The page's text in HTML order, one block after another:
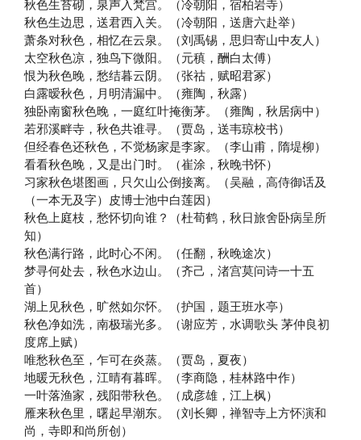
秋色生苔砌，泉声入梵宫。（冷朝阳，宿柏岩寺）
秋色生边思，送君西入关。（冷朝阳，送唐六赴举）
萧条对秋色，相忆在云泉。（刘禹锡，思归寄山中友人）
太空秋色凉，独鸟下微阳。（元稹，酬白太傅）
恨为秋色晚，愁结暮云阴。（张祜，赋昭君冢）
白露暧秋色，月明清漏中。（雍陶，秋露）
独卧南窗秋色晚，一庭红叶掩衡茅。（雍陶，秋居病中）
若邪溪畔寺，秋色共谁寻。（贾岛，送韦琼校书）
但经春色还秋色，不觉杨家是李家。（李山甫，隋堤柳）
看看秋色晚，又是出门时。（崔涂，秋晚书怀）
习家秋色堪图画，只欠山公倒接离。（吴融，高侍御话及
（一本无及字）皮博士池中白莲因）
秋色上庭枝，愁怀切向谁？（杜荀鹤，秋日旅舍卧病呈所
知）
秋色满行路，此时心不闲。（任翻，秋晚途次）
梦寻何处去，秋色水边山。（齐己，渚宫莫问诗一十五
首）
湖上见秋色，旷然如尔怀。（护国，题王班水亭）
秋色净如洗，南极瑞光多。（谢应芳，水调歌头 茅仲良初
度席上赋）
唯愁秋色至，乍可在炎蒸。（贾岛，夏夜）
地暖无秋色，江晴有暮晖。（李商隐，桂林路中作）
一叶落渔家，残阳带秋色。（成彦雄，江上枫）
雁来秋色里，曙起早潮东。（刘长卿，禅智寺上方怀演和
尚，寺即和尚所创）